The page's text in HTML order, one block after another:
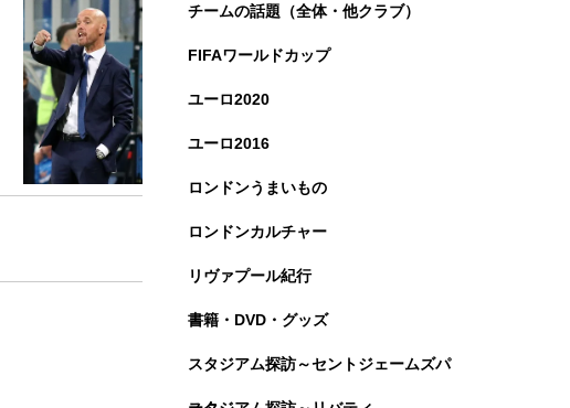
チームの話題（全体・他クラブ）
FIFAワールドカップ
ユーロ2020
ユーロ2016
ロンドンうまいもの
ロンドンカルチャー
リヴァプール紀行
書籍・DVD・グッズ
スタジアム探訪～セントジェームズパ